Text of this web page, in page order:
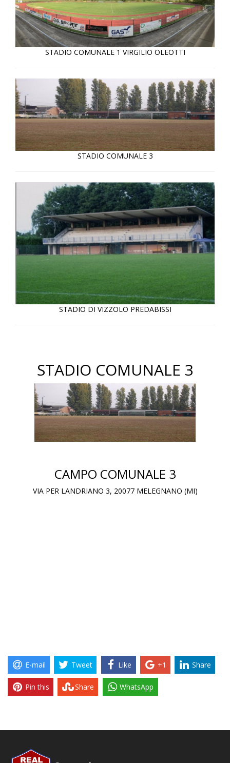
STADIO COMUNALE 1 VIRGILIO OLEOTTI
STADIO COMUNALE 3
STADIO DI VIZZOLO PREDABISSI
STADIO COMUNALE 3
CAMPO COMUNALE 3
VIA PER LANDRIANO 3, 20077 MELEGNANO (MI)
E-mail Tweet Like +1 Share
Pin this Share WhatsApp